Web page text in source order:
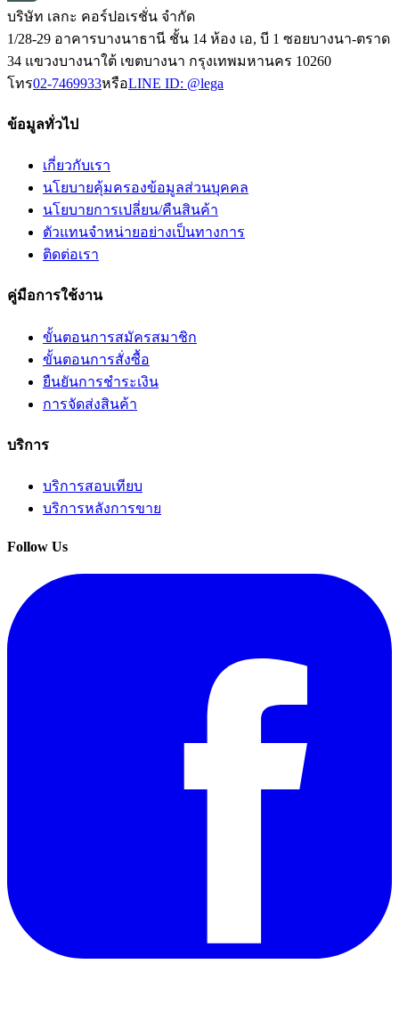
บริษัท เลกะ คอร์ปอเรชั่น จำกัด
1/28-29 อาคารบางนาธานี ชั้น 14 ห้อง เอ, บี 1 ซอยบางนา-ตราด
34 แขวงบางนาใต้ เขตบางนา กรุงเทพมหานคร 10260
โทร02-7469933หรือLINE ID: @lega
ข้อมูลทั่วไป
เกี่ยวกับเรา
นโยบายคุ้มครองข้อมูลส่วนบุคคล
นโยบายการเปลี่ยน/คืนสินค้า
ตัวแทนจำหน่ายอย่างเป็นทางการ
ติดต่อเรา
คู่มือการใช้งาน
ขั้นตอนการสมัครสมาชิก
ขั้นตอนการสั่งซื้อ
ยืนยันการชำระเงิน
การจัดส่งสินค้า
บริการ
บริการสอบเทียบ
บริการหลังการขาย
Follow Us